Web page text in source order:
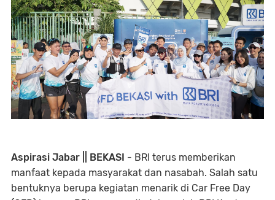
Aspirasi Jabar || BEKASI - BRI terus memberikan
manfaat kepada masyarakat dan nasabah. Salah satu
bentuknya berupa kegiatan menarik di Car Free Day